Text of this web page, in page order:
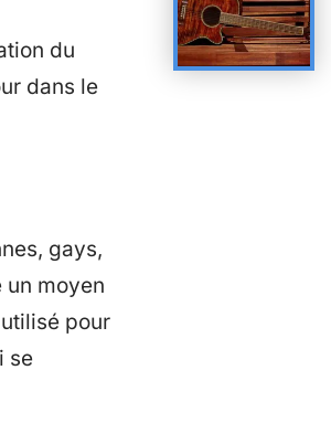
du
dans le
gays,
un moyen
pour
se